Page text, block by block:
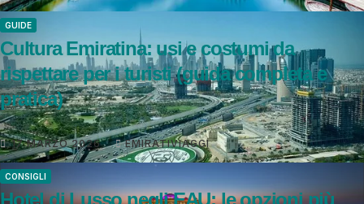
GUIDE
Cultura Emiratina: usi e costumi da
rispettare per i turisti (guida completa e
pratica)
17 MARZO 2026 EMIRATIVIAGGI
CONSIGLI
Hotel di Lusso negli EAU: le opzioni più